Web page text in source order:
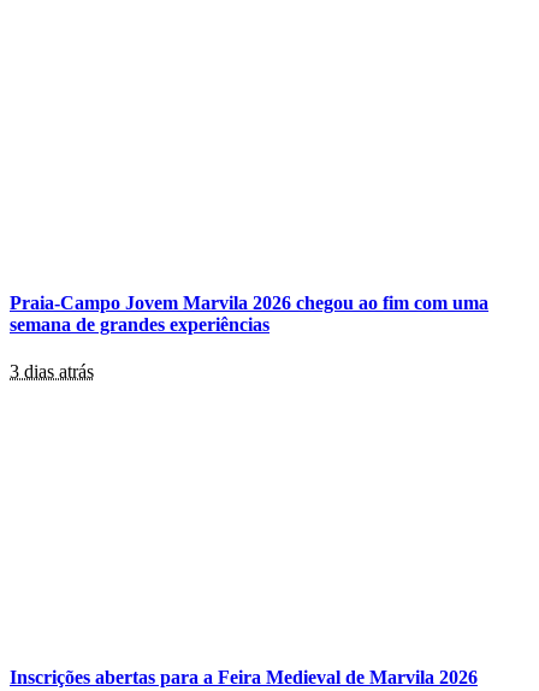
Praia-Campo Jovem Marvila 2026 chegou ao fim com uma
semana de grandes experiências
3 dias atrás
Inscrições abertas para a Feira Medieval de Marvila 2026